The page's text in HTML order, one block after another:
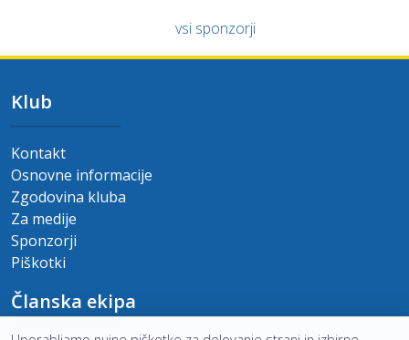
vsi sponzorji
Klub
Kontakt
Osnovne informacije
Zgodovina kluba
Za medije
Sponzorji
Piškotki
Članska ekipa